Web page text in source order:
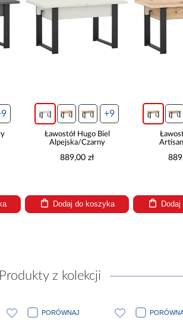
+9
Ławostół Hugo Biel
Alpejska/Czarny
889,00 zł
Dodaj do koszyka
Ławostół
Artisan/
889,00 zł
Dodaj do
Produkty z kolekcji
PORÓWNAJ PORÓWNAJ